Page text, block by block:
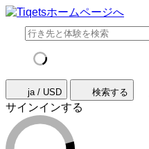
ja / USD 検索する
サインインする